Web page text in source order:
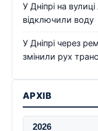
У Дніпрі на
відключили воду
У Дніпрі через
змінили рух
АРХІВ